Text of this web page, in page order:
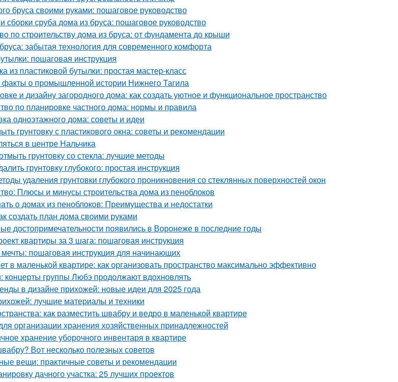
бруса своими руками: пошаговое руководство
сборки сруба дома из бруса: пошаговое руководство
по строительству дома из бруса: от фундамента до крыши
забытая технология для современного комфорта
пошаговая инструкция
из пластиковой бутылки: простая мастер-класс
факты о промышленной истории Нижнего Тагила
и дизайну загородного дома: как создать уютное и функциональное пространство
по планировке частного дома: нормы и правила
одноэтажного дома: советы и идеи
грунтовку с пластикового окна: советы и рекомендации
в центре Нальчика
грунтовку со стекла: лучшие методы
грунтовку глубокого: простая инструкция
удаления грунтовки глубокого проникновения со стеклянных поверхностей окон
Плюсы и минусы строительства дома из пеноблоков
о домах из пеноблоков: Преимущества и недостатки
создать план дома своими руками
достопримечательности появились в Воронеже в последние годы
квартиры за 3 шага: пошаговая инструкция
пошаговая инструкция для начинающих
в маленькой квартире: как организовать пространство максимально эффективно
концерты группы Любэ продолжают вдохновлять
в дизайне прихожей: новые идеи для 2025 года
лучшие материалы и техники
как разместить швабру и ведро в маленькой квартире
организации хранения хозяйственных принадлежностей
хранение уборочного инвентаря в квартире
Вот несколько полезных советов
вещи: практичные советы и рекомендации
дачного участка: 25 лучших проектов